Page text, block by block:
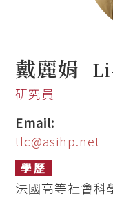
戴麗娟
研究員
Email:
tlc@asihp.net
學歷
法國高等社會科